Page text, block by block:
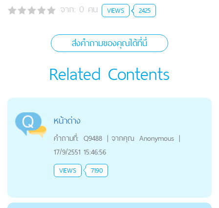
จาก: 0 คน VIEWS 2425
ส่งคำถามของคุณได้ที่นี่
Related Contents
หน้าด่าง
คำถามที่: Q9488 | จากคุณ Anonymous |
17/9/2551 15:46:56
VIEWS 7190